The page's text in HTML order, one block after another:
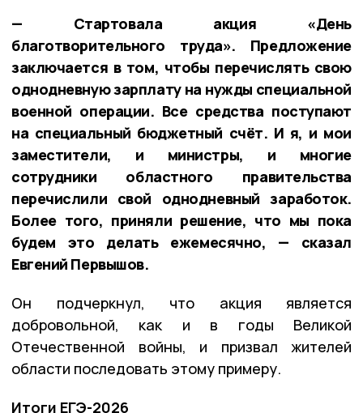
— Стартовала акция «День
благотворительного труда». Предложение
заключается в том, чтобы перечислять свою
однодневную зарплату на нужды специальной
военной операции. Все средства поступают
на специальный бюджетный счёт. И я, и мои
заместители, и министры, и многие
сотрудники областного правительства
перечислили свой однодневный заработок.
Более того, приняли решение, что мы пока
будем это делать ежемесячно, — сказал
Евгений Первышов.
Он подчеркнул, что акция является
добровольной, как и в годы Великой
Отечественной войны, и призвал жителей
области последовать этому примеру.
Итоги ЕГЭ-2026